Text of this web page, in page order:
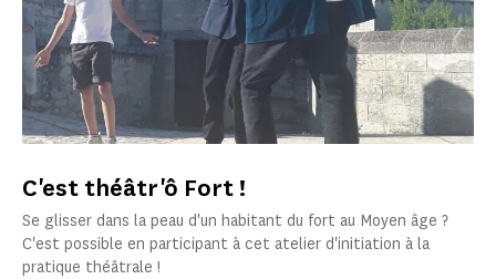
C'est théâtr'ô Fort !
Se glisser dans la peau d'un habitant du fort au Moyen âge ?
C'est possible en participant à cet atelier d'initiation à la
pratique théâtrale !